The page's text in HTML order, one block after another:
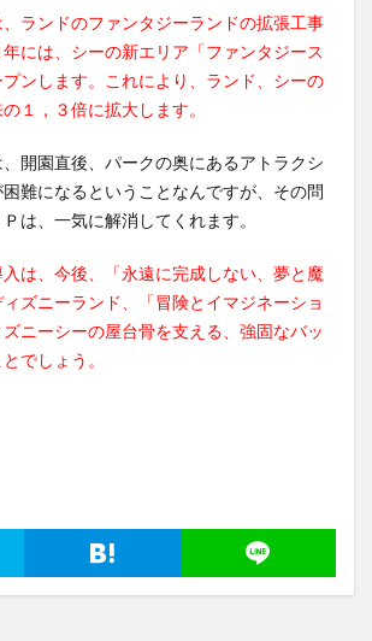
ランドのファンタジーランドの拡張工事
には、シーの新エリア「ファンタジース
ンします。これにより、ランド、シーの
１，３倍に拡大します。
開園直後、パークの奥にあるアトラクシ
困難になるということなんですが、その問
は、一気に解消してくれます。
は、今後、「永遠に完成しない、夢と魔
ズニーランド、「冒険とイマジネーショ
ニーシーの屋台骨を支える、強固なバッ
でしょう。